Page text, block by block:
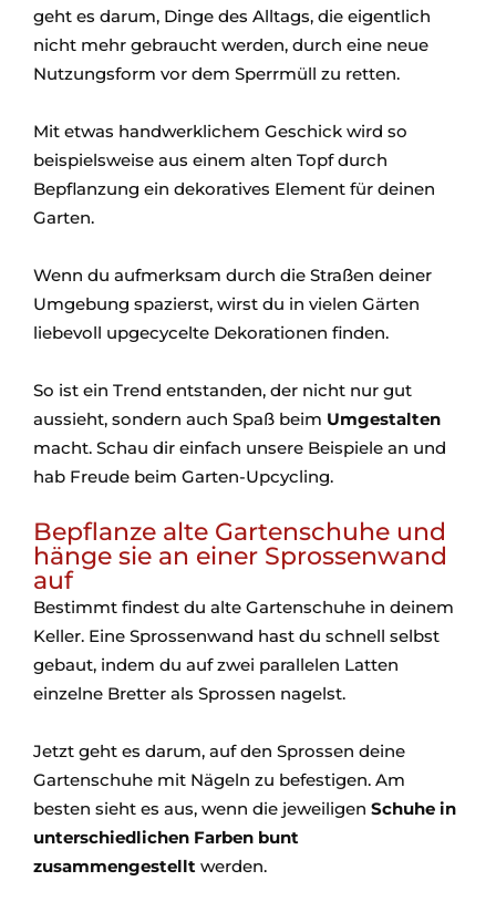
geht es darum, Dinge des Alltags, die eigentlich
nicht mehr gebraucht werden, durch eine neue
Nutzungsform vor dem Sperrmüll zu retten.
Mit etwas handwerklichem Geschick wird so
beispielsweise aus einem alten Topf durch
Bepflanzung ein dekoratives Element für deinen
Garten.
Wenn du aufmerksam durch die Straßen deiner
Umgebung spazierst, wirst du in vielen Gärten
liebevoll upgecycelte Dekorationen finden.
So ist ein Trend entstanden, der nicht nur gut
aussieht, sondern auch Spaß beim Umgestalten
macht. Schau dir einfach unsere Beispiele an und
hab Freude beim Garten-Upcycling.
Bepflanze alte Gartenschuhe und
hänge sie an einer Sprossenwand
auf
Bestimmt findest du alte Gartenschuhe in deinem
Keller. Eine Sprossenwand hast du schnell selbst
gebaut, indem du auf zwei parallelen Latten
einzelne Bretter als Sprossen nagelst.
Jetzt geht es darum, auf den Sprossen deine
Gartenschuhe mit Nägeln zu befestigen. Am
besten sieht es aus, wenn die jeweiligen Schuhe in
unterschiedlichen Farben bunt
zusammengestellt werden.